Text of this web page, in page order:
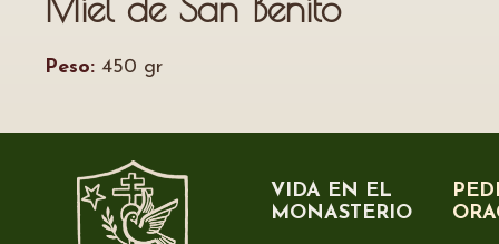
Peso: 450 gr
VIDA EN EL
MONASTERIO